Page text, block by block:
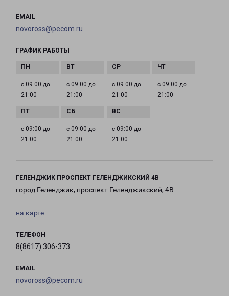
EMAIL
novoross@pecom.ru
ГРАФИК РАБОТЫ
с 09:00 до
21:00
с 09:00 до
21:00
с 09:00 до
21:00
с 09:00 до
21:00
с 09:00 до
21:00
с 09:00 до
21:00
с 09:00 до
21:00
ГЕЛЕНДЖИК ПРОСПЕКТ ГЕЛЕНДЖИКСКИЙ 4В
город Геленджик, проспект Геленджикский, 4В
на карте
ТЕЛЕФОН
8(8617) 306-373
EMAIL
novoross@pecom.ru